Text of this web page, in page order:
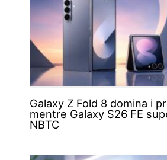
Galaxy Z Fold 8 domina i
mentre Galaxy S26 FE
NBTC